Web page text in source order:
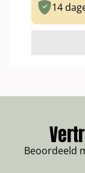
14
Beoordeeld